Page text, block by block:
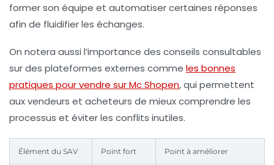
former son équipe et automatiser certaines réponses
afin de fluidifier les échanges.
On notera aussi l’importance des conseils consultables
sur des plateformes externes comme les bonnes
pratiques pour vendre sur Mc Shopen, qui permettent
aux vendeurs et acheteurs de mieux comprendre les
processus et éviter les conflits inutiles.
Élément du SAV Point fort Point à améliorer